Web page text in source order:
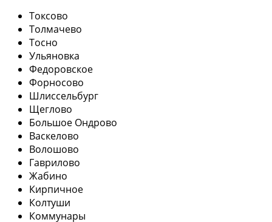
Токсово
Толмачево
Тосно
Ульяновка
Федоровское
Форносово
Шлиссельбург
Щеглово
Большое Ондрово
Васкелово
Волошово
Гаврилово
Жабино
Кирпичное
Колтуши
Коммунары